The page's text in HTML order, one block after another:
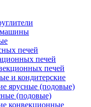
печей
печей
печей
и кондитерские
ярусные (подовые)
(подовые)
конвекционные